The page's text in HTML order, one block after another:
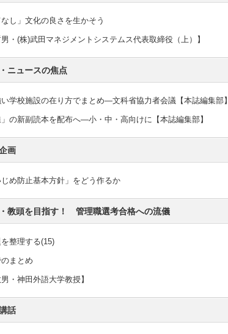
なし」文化の良さを生かそう
男・(株)武田マネジメントシステムス代表取締役（上）】
ニュースの焦点
学校施設の在り方でまとめ―文科省協力者会議【本誌編集部】
」の新副読本を配布へ―小・中・高向けに【本誌編集部】
画
じめ防止基本方針」をどう作るか
教頭を目指す！ 管理職選考合格への流儀
整理する(15)
まとめ
男・神田外語大学教授】
話